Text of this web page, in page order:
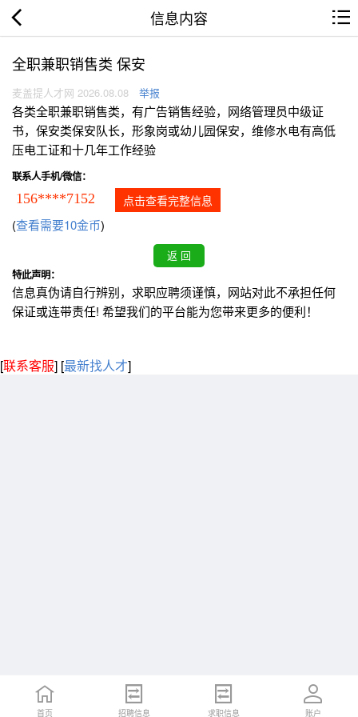
信息内容
全职兼职销售类 保安
麦盖提人才网 2026.08.08 举报
各类全职兼职销售类，有广告销售经验，网络管理员中级证
书，保安类保安队长，形象岗或幼儿园保安，维修水电有高低
压电工证和十几年工作经验
联系人手机/微信：
156****7152 点击查看完整信息
(查看需要10金币)
特此声明：
信息真伪请自行辨别，求职应聘须谨慎，网站对此不承担任何
保证或连带责任! 希望我们的平台能为您带来更多的便利！
[联系客服] [最新找人才]
首页 招聘信息 求职信息 账户